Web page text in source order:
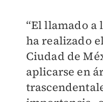
“El llamado a
ha realizado
Ciudad de
aplicarse en